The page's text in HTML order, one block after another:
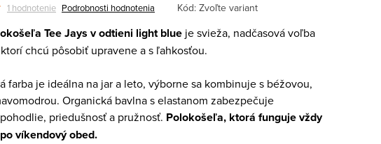
1 hodnotenie Podrobnosti hodnotenia Kód: Zvoľte variant
Tee Jays v odtieni light blue je svieža, nadčasová voľba
chcú pôsobiť upravene a s ľahkosťou.
farba je ideálna na jar a leto, výborne sa kombinuje s béžovou,
Organická bavlna s elastanom zabezpečuje
priedušnosť a pružnosť. Polokošeľa, ktorá funguje vždy
víkendový obed.